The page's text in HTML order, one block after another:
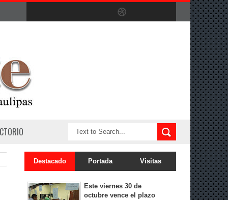
Destacado Portada Visitas
Este viernes 30 de
octubre vence el plazo